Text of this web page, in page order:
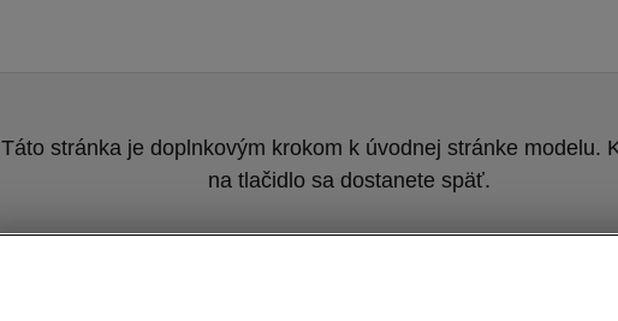
Táto stránka je doplnkovým krokom k úvodnej stránke modelu.
na tlačidlo sa dostanete späť.